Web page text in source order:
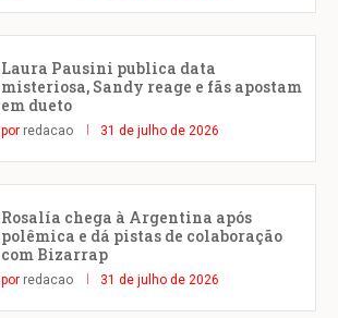
Laura Pausini publica data
misteriosa, Sandy reage e fãs apostam
em dueto
por redacao 31 de julho de 2026
Rosalía chega à Argentina após
polêmica e dá pistas de colaboração
com Bizarrap
por redacao 31 de julho de 2026